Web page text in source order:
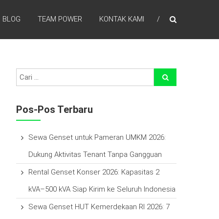
BLOG TEAM POWER KONTAK KAMI
Pos-Pos Terbaru
Sewa Genset untuk Pameran UMKM 2026:
Dukung Aktivitas Tenant Tanpa Gangguan
Rental Genset Konser 2026: Kapasitas 2
kVA–500 kVA Siap Kirim ke Seluruh Indonesia
Sewa Genset HUT Kemerdekaan RI 2026: 7